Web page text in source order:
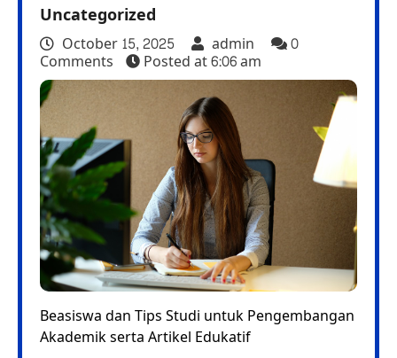
Uncategorized
October 15, 2025 admin 0
Comments Posted at6:06 am
Beasiswa dan Tips Studi untuk Pengembangan
Akademik serta Artikel Edukatif